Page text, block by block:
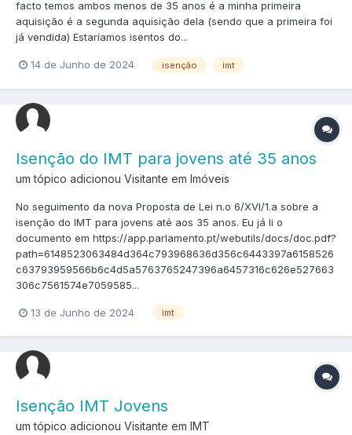
facto temos ambos menos de 35 anos é a minha primeira
aquisição é a segunda aquisição dela (sendo que a primeira foi
já vendida) Estaríamos isentos do...
14 de Junho de 2024 isenção imt
Isenção do IMT para jovens até 35 anos
um tópico adicionou Visitante em Imóveis
No seguimento da nova Proposta de Lei n.o 6/XVI/1.a sobre a
isenção do IMT para jovens até aos 35 anos. Eu já li o
documento em https://app.parlamento.pt/webutils/docs/doc.pdf?
path=6148523063484d364c793968636d356c6443397a6158526
c63793959566b6c4d5a5763765247396a6457316c626e527663
306c7561574e7059585...
13 de Junho de 2024 imt
Isenção IMT Jovens
um tópico adicionou Visitante em IMT